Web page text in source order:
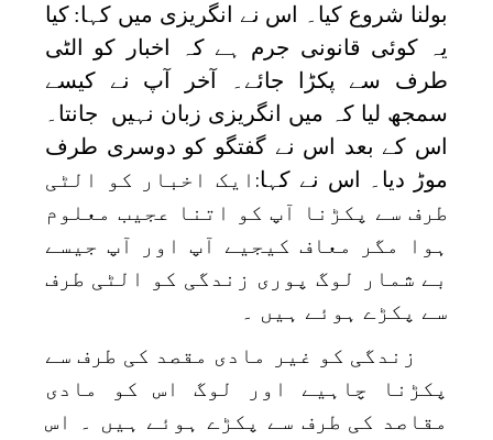
بولنا شروع کیا۔ اس نے انگریزی میں کہا: کیا
یہ کوئی قانونی جرم ہے کہ اخبار کو الٹی
طرف سے پکڑا جائے۔ آخر آپ نے کیسے
سمجھ لیا کہ میں انگریزی زبان نہیں جانتا۔
اس کے بعد اس نے گفتگو کو دوسری طرف
موڑ دیا۔ اس نے کہا: ایک اخبار کو الٹی
طرف سے پکڑنا آپ کو اتنا عجیب معلوم
ہوا مگر معاف کیجیے آپ اور آپ جیسے
بے شمار لوگ پوری زندگی کو الٹی طرف
سے پکڑے ہوئے ہیں ۔
زندگی کو غیر مادی مقصد کی طرف سے
پکڑنا چاہیے اور لوگ اس کو مادی
مقاصد کی طرف سے پکڑے ہوئے ہیں ۔ اس